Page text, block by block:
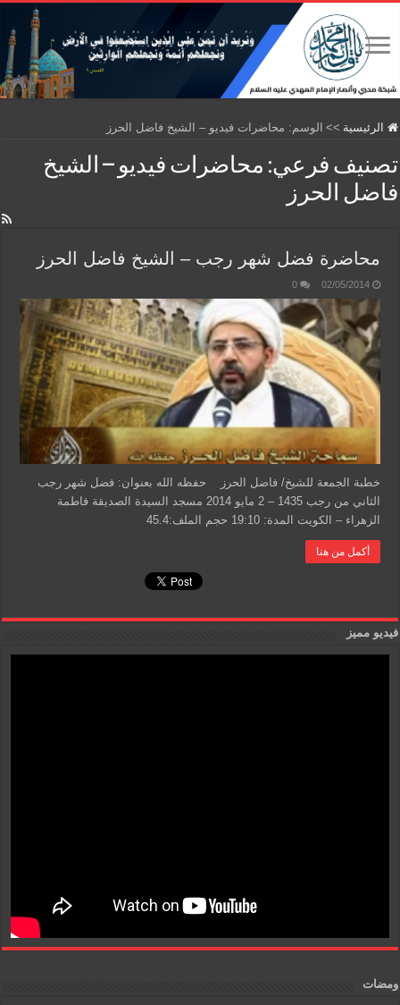
الرئيسية >> الوسم: محاضرات فيديو – الشيخ فاضل الحرز
تصنيف فرعي: محاضرات فيديو – الشيخ
فاضل الحرز
محاضرة فضل شهر رجب – الشيخ فاضل الحرز
02/05/2014
0
خطبة الجمعة للشيخ/ فاضل الحرز حفظه الله بعنوان: فضل شهر رجب
الثاني من رجب 1435 – 2 مايو 2014 مسجد السيدة الصديقة فاطمة
الزهراء – الكويت المدة: 19:10 حجم الملف:45.4
أكمل من هنا
فيديو مميز
ومضات